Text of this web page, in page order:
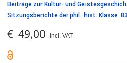
Beiträge zur Kultur- und
Sitzungsberichte der phil.-hist. Klasse
€ 49,00 incl. VAT